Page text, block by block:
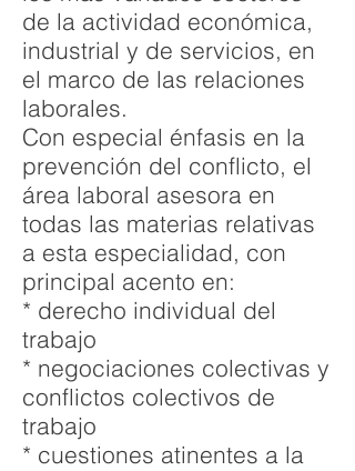
de la actividad económica,
industrial y de servicios, en
el marco de las relaciones
laborales.
Con especial énfasis en la
prevención del conflicto, el
área laboral asesora en
todas las materias relativas
a esta especialidad, con
principal acento en:
* derecho individual del
trabajo
* negociaciones colectivas y
conflictos colectivos de
trabajo
* cuestiones atinentes a la